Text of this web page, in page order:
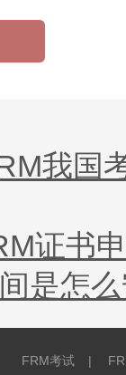
我国
证书
是怎
FRM考试 |